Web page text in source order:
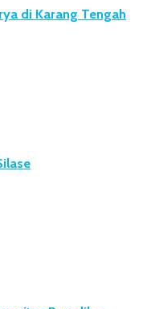
di Karang Tengah